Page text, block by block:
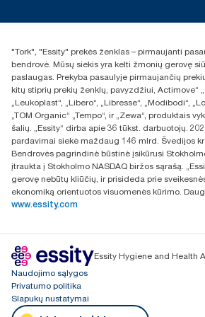
+370 5 268 3455
UAB Essity Lithuania
Naugarduko g. 98
LT-03160 Vilnius, Lietuva
"Tork", "Essity" prekės ženklas – pirmaujanti
bendrovė. Mūsų siekis yra kelti žmonių gerovę
paslaugas. Prekyba pasaulyje pirmaujančių
kitų stiprių prekių ženklų, pavyzdžiui, Actimove“
„Leukoplast“, „Libero“, „Libresse“, „Modibodi“,
„TOM Organic“ „Tempo“, ir „Zewa“, produktais
šalių. „Essity“ dirba apie 36 tūkst. darbuotojų.
pardavimai siekė maždaug 146 mlrd. Švedijos
Bendrovės pagrindinė būstinė įsikūrusi
įtraukta į Stokholmo NASDAQ biržos sąrašą.
gerovę nebūtų kliūčių, ir prisideda prie
ekonomiką orientuotos visuomenės kūrimo.
www.essity.com
Essity Hygiene and Health
Naudojimo sąlygos
Privatumo politika
Slapukų nustatymai